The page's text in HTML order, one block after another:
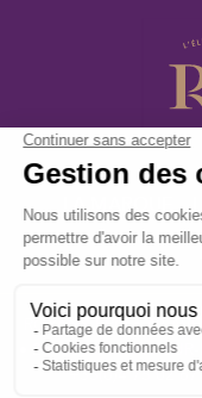
LA MARQUE
ROYANS PRO • 49
• 26100 ROMANS-
+33(0)4 75 02